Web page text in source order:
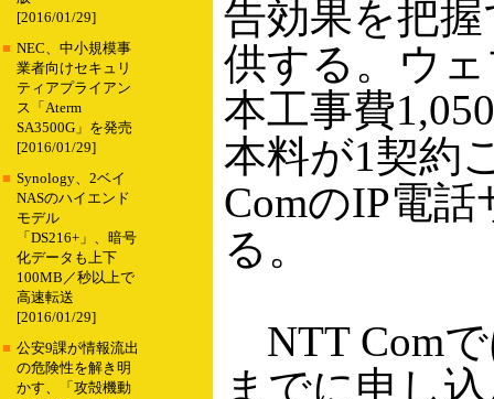
[2016/01/29]
■ NEC、中小規模事
業者向けセキュリ
ティアプライアン
ス「Aterm
SA3500G」を発売
[2016/01/29]
■ Synology、2ベイ
NASのハイエンド
モデル
「DS216+」、暗号
化データも上下
100MB／秒以上で
高速転送
[2016/01/29]
■ 公安9課が情報流出
の危険性を解き明
かす、「攻殻機動
告効果を把
供する。ウ
本工事費
本料が1契約
ComのIP電話
る。
NTT Com
までに申し